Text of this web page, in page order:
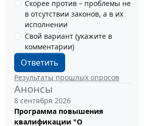
Скорее против – проблемы не
в отсутствии законов, а в их
исполнении
Свой вариант (укажите в
комментарии)
Ответить
Результаты прошлых опросов
Анонсы
8 сентября 2026
Программа повышения
квалификации "О